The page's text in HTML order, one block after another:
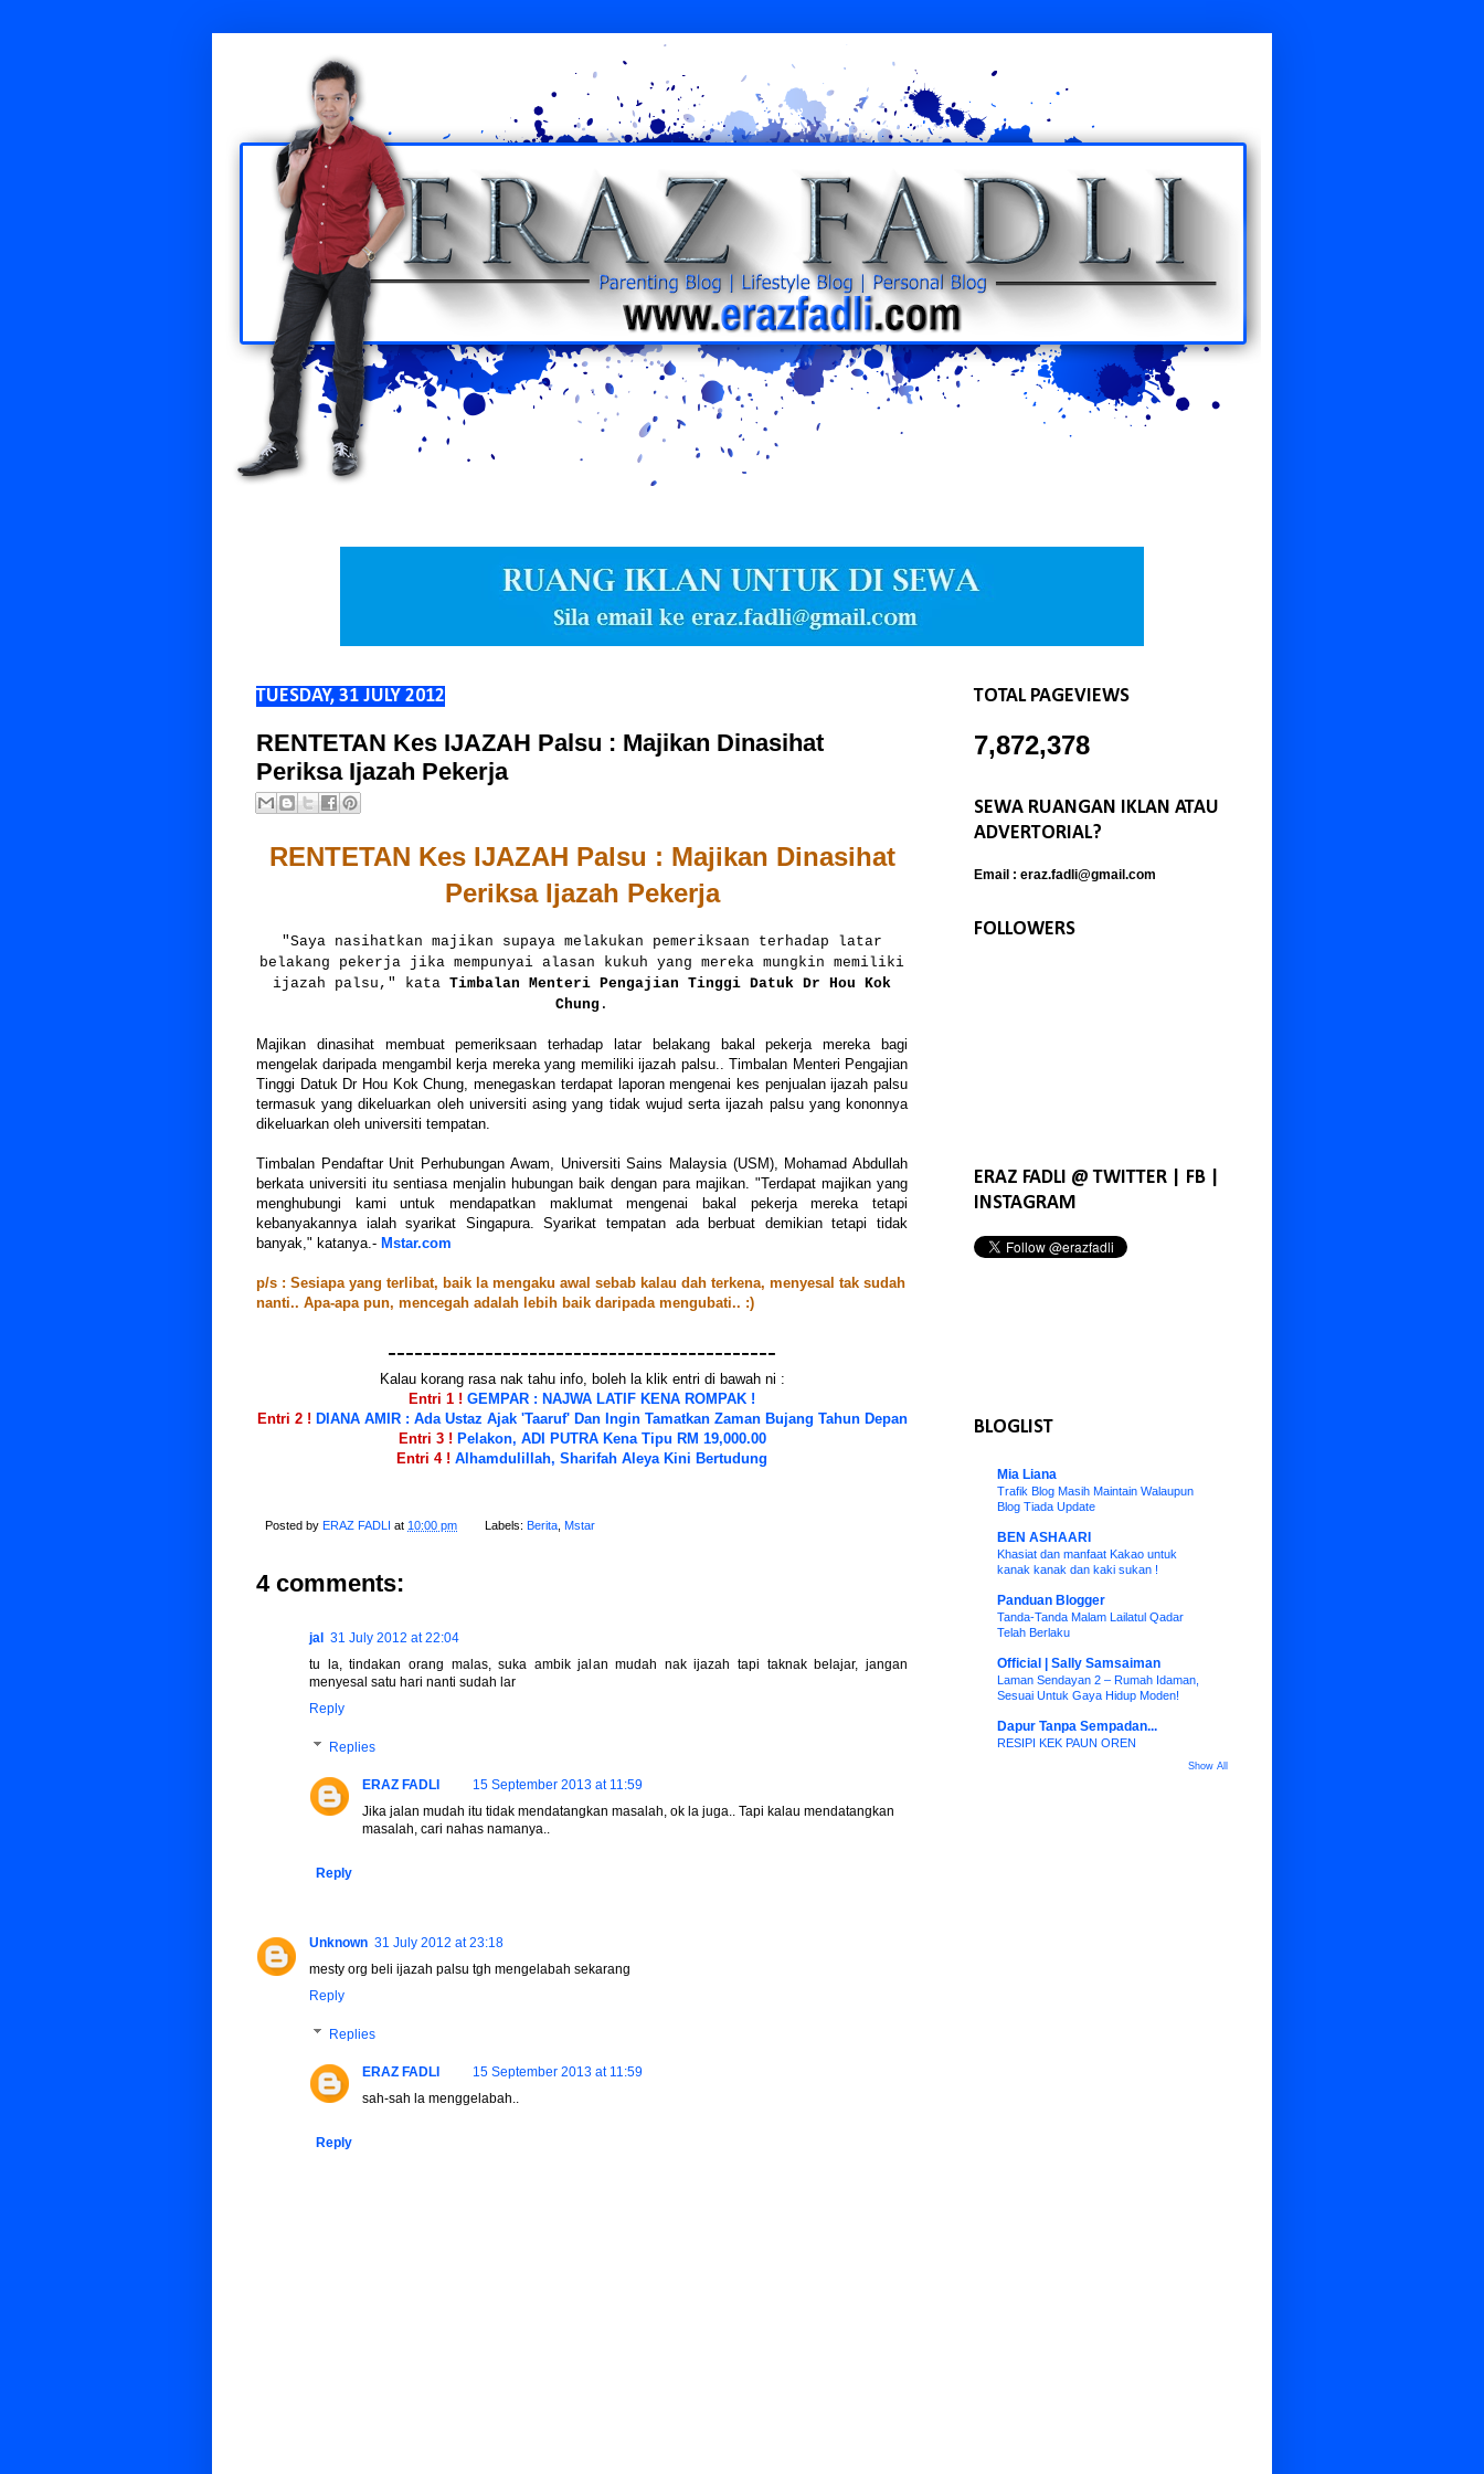
TUESDAY, 31 JULY 2012
RENTETAN Kes IJAZAH Palsu : Majikan Dinasihat
Periksa Ijazah Pekerja
RENTETAN Kes IJAZAH Palsu : Majikan Dinasihat
Periksa Ijazah Pekerja
"Saya nasihatkan majikan supaya melakukan pemeriksaan terhadap latar
belakang pekerja jika mempunyai alasan kukuh yang mereka mungkin memiliki
ijazah palsu," kata Timbalan Menteri Pengajian Tinggi Datuk Dr Hou Kok
Chung .
Majikan dinasihat membuat pemeriksaan terhadap latar belakang bakal pekerja mereka bagi
mengelak daripada mengambil kerja mereka yang memiliki ijazah palsu.. Timbalan Menteri Pengajian
Tinggi Datuk Dr Hou Kok Chung, menegaskan terdapat laporan mengenai kes penjualan ijazah palsu
termasuk yang dikeluarkan oleh universiti asing yang tidak wujud serta ijazah palsu yang kononnya
dikeluarkan oleh universiti tempatan.
Timbalan Pendaftar Unit Perhubungan Awam, Universiti Sains Malaysia (USM), Mohamad Abdullah
berkata universiti itu sentiasa menjalin hubungan baik dengan para majikan. "Terdapat majikan yang
menghubungi kami untuk mendapatkan maklumat mengenai bakal pekerja mereka tetapi
kebanyakannya ialah syarikat Singapura. Syarikat tempatan ada berbuat demikian tetapi tidak
banyak," katanya.- Mstar.com
p/s : Sesiapa yang terlibat, baik la mengaku awal sebab kalau dah terkena, menyesal tak sudah
nanti.. Apa-apa pun, mencegah adalah lebih baik daripada mengubati.. :)
--------------------------------------------
Kalau korang rasa nak tahu info, boleh la klik entri di bawah ni :
Entri 1 ! GEMPAR : NAJWA LATIF KENA ROMPAK !
Entri 2 ! DIANA AMIR : Ada Ustaz Ajak 'Taaruf' Dan Ingin Tamatkan Zaman Bujang Tahun Depan
Entri 3 ! Pelakon, ADI PUTRA Kena Tipu RM 19,000.00
Entri 4 ! Alhamdulillah, Sharifah Aleya Kini Bertudung
Posted by ERAZ FADLI at 10:00 pm Labels: Berita, Mstar
4 comments:
jal 31 July 2012 at 22:04
tu la, tindakan orang malas, suka ambik jalan mudah nak ijazah tapi taknak belajar, jangan
menyesal satu hari nanti sudah lar
Reply
Replies
ERAZ FADLI
15 September 2013 at 11:59
Jika jalan mudah itu tidak mendatangkan masalah, ok la juga.. Tapi kalau mendatangkan
masalah, cari nahas namanya..
Reply
Unknown 31 July 2012 at 23:18
mesty org beli ijazah palsu tgh mengelabah sekarang
Reply
Replies
ERAZ FADLI
15 September 2013 at 11:59
sah-sah la menggelabah..
Reply
TOTAL PAGEVIEWS
7,872,378
SEWA RUANGAN IKLAN ATAU
ADVERTORIAL?
Email : eraz.fadli@gmail.com
FOLLOWERS
ERAZ FADLI @ TWITTER | FB |
INSTAGRAM
BLOGLIST
Mia Liana
Trafik Blog Masih Maintain Walaupun
Blog Tiada Update
BEN ASHAARI
Khasiat dan manfaat Kakao untuk
kanak kanak dan kaki sukan !
Panduan Blogger
Tanda-Tanda Malam Lailatul Qadar
Telah Berlaku
Official | Sally Samsaiman
Laman Sendayan 2 – Rumah Idaman,
Sesuai Untuk Gaya Hidup Moden!
Dapur Tanpa Sempadan...
RESIPI KEK PAUN OREN
Show All